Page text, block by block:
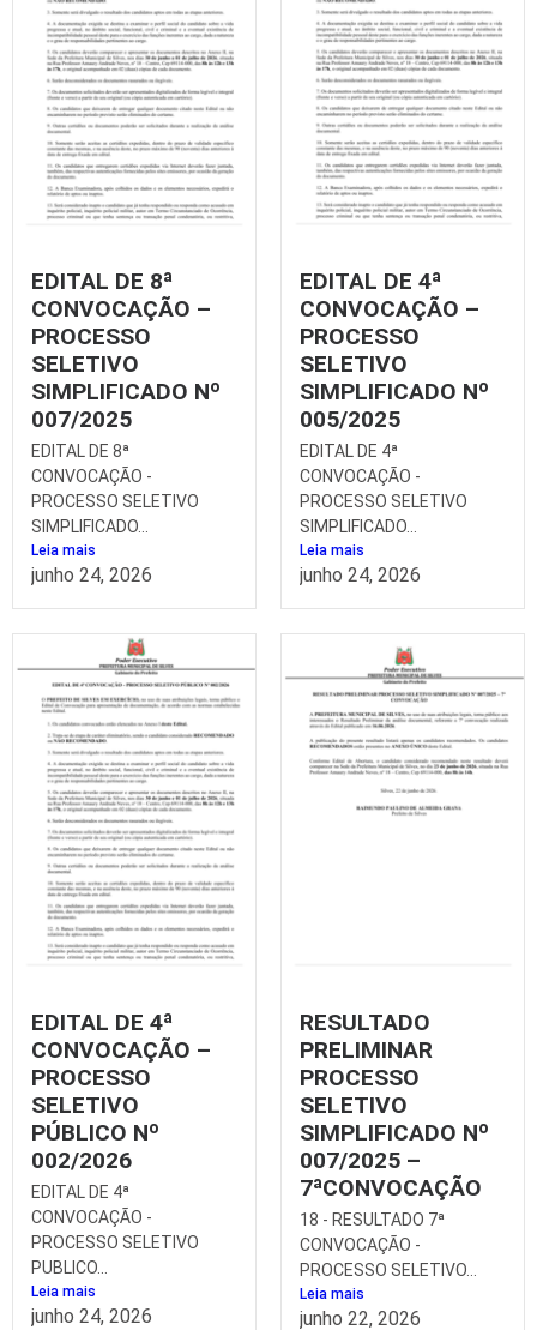
EDITAL DE 8ª
CONVOCAÇÃO –
PROCESSO
SELETIVO
SIMPLIFICADO Nº
007/2025
EDITAL DE 8ª
CONVOCAÇÃO -
PROCESSO SELETIVO
SIMPLIFICADO...
Leia mais
junho 24, 2026
EDITAL DE 4ª
CONVOCAÇÃO –
PROCESSO
SELETIVO
SIMPLIFICADO Nº
005/2025
EDITAL DE 4ª
CONVOCAÇÃO -
PROCESSO SELETIVO
SIMPLIFICADO...
Leia mais
junho 24, 2026
EDITAL DE 4ª
CONVOCAÇÃO –
PROCESSO
SELETIVO
PÚBLICO Nº
002/2026
EDITAL DE 4ª
CONVOCAÇÃO -
PROCESSO SELETIVO
PUBLICO...
Leia mais
junho 24, 2026
RESULTADO
PRELIMINAR
PROCESSO
SELETIVO
SIMPLIFICADO Nº
007/2025 –
7ªCONVOCAÇÃO
18 - RESULTADO 7ª
CONVOCAÇÃO -
PROCESSO SELETIVO...
Leia mais
junho 22, 2026